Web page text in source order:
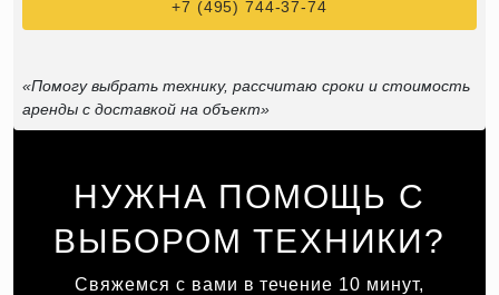
НУЖНА ПОМОЩЬ С
ВЫБОРОМ ТЕХНИКИ?
Свяжемся с вами в течение 10 минут,
+7 (495) 744-37-74
«Помогу выбрать технику, рассчитаю сроки и стоимость
аренды с доставкой на объект»